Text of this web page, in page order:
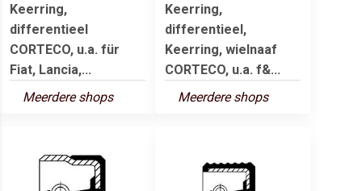
Keerring,
differentieel
CORTECO, u.a. für
Fiat, Lancia,...
Meerdere shops
Keerring,
differentieel,
Keerring, wielnaaf
CORTECO, u.a. f&...
Meerdere shops